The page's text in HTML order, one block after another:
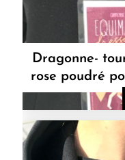
Dragonne-
rose poudré